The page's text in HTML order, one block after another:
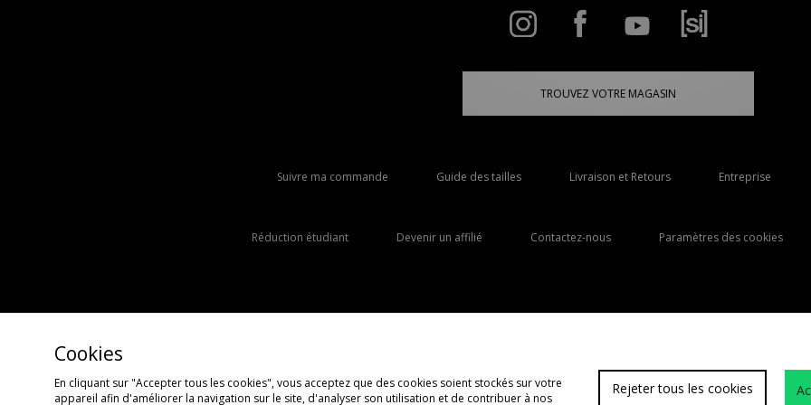
TROUVEZ VOTRE MAGASIN
Suivre ma commande Guide des tailles Livraison et Retours Entreprise
Réduction étudiant Devenir un affilié Contactez-nous Paramètres des cookies
Cookies
En cliquant sur "Accepter tous les cookies", vous acceptez que des cookies soient stockés sur votre
appareil afin d'améliorer la navigation sur le site, d'analyser son utilisation et de contribuer à nos
Rejeter tous les cookies